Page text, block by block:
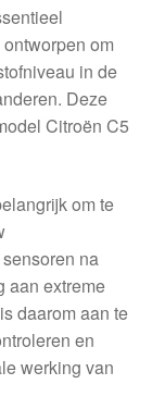
om
in de
Deze
Citroën C5
om te
na
aan extreme
daarom aan te
en
werking van